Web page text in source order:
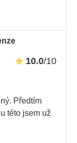
10.0/10
Předtím
této jsem už